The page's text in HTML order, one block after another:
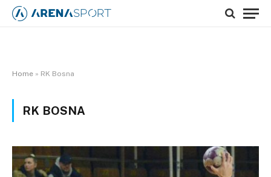
Home » RK Bosna
RK BOSNA